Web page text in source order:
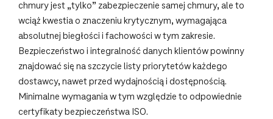
chmury jest „tylko” zabezpieczenie samej chmury, ale to
wciąż kwestia o znaczeniu krytycznym, wymagająca
absolutnej biegłości i fachowości w tym zakresie.
Bezpieczeństwo i integralność danych klientów powinny
znajdować się na szczycie listy priorytetów każdego
dostawcy, nawet przed wydajnością i dostępnością.
Minimalne wymagania w tym względzie to odpowiednie
certyfikaty bezpieczeństwa ISO.